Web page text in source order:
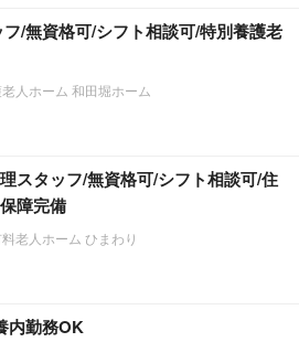
フ/無資格可/シフト相談可/特別養護老
人ホーム 和田堀ホーム
理スタッフ/無資格可/シフト相談可/住
障完備
老人ホーム ひまわり
内勤務OK